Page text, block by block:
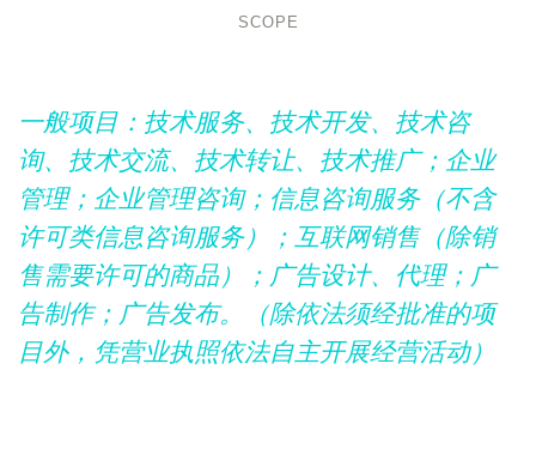
SCOPE
一般项目：技术服务、技术开发、技术咨
询、技术交流、技术转让、技术推广；企业
管理；企业管理咨询；信息咨询服务（不含
许可类信息咨询服务）；互联网销售（除销
售需要许可的商品）；广告设计、代理；广
告制作；广告发布。（除依法须经批准的项
目外，凭营业执照依法自主开展经营活动）